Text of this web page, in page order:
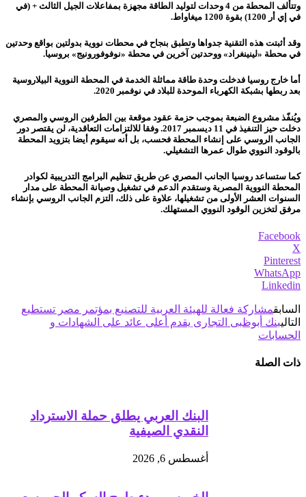
وتتألف المحطة من 4 وحدات لتوليد الطاقة مجهزة بمفاعلات الجيل الثالث + (في
في إي أر 1200) بقوة 1200 ميغاواط.
وقد أثبتت هذه التقنية جدواها وتطبق بنجاح في محطات نووية بدولتين بواقع وحدتين
في محطة «لينينغراد» ووحدتين آخرين في محطة «نوفوفورونيج» بروسيا.
أما خارج روسيا فدخلت وحدة طاقة مماثلة الخدمة في المحطة النووية البيلاروسية
بعد ربطها بشبكة الكهرباء الموحدة للبلاد في نوفمبر 2020.
ويُنفّذ مشروع الضبعة بموجب حزمة عقود موقعة بين الطرفين الروسي والمصري
دخلت حيز التنفيذ في 11 ديسمبر 2017. وفقا للالتزامات التعاقدية، لن يقتصر دور
الجانب الروسي على إنشاء المحطة فحسب، بل أنه سيقوم أيضا بتزويد المحطة
بالوقود النووي طوال عمرها التشغيلي.
كما ستساعد روسيا الجانب المصري عن طريق تنظيم البرامج التدريبية لكوادر
المحطة النووية المصرية وستقدم الدعم في تشغيل وصيانة المحطة على مدار
السنوات العشر الأولى من تشغيلها، علاوة على ذلك، التزم الجانب الروسي بإنشاء
مرفق لتخزين الوقود النووي المستهلك.
Facebook
X
Pinterest
WhatsApp
Linkedin
السابقمشاركة فعالة للهيئة العربية للتصنيع بمؤتمر مصر تستطيع
التاليبنك أبوظبى التجارى يقدم أعلى عائد على الشهادات و
الحسابات
ذات الصلة
البنك العربي يطلق حملة الاسترداد
النقدي الصيفية
أغسطس 6, 2026